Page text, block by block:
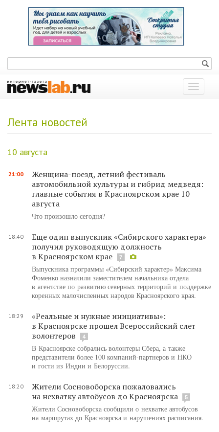
Показать
меню
Лента новостей
10 августа
21:00
Женщина-поезд, летний фестиваль
автомобильной культуры и гибрид медведя:
главные события в Красноярском крае 10
августа
Что произошло сегодня?
18:40
Еще один выпускник «Сибирского характера»
получил руководящую должность
в Красноярском крае
7
Выпускника программы «Сибирский характер» Максима
Фоменко назначили заместителем начальника отдела
в агентстве по развитию северных территорий и поддержке
коренных малочисленных народов Красноярского края.
18:29
«Реальные и нужные инициативы»:
в Красноярске прошел Всероссийский слет
волонтеров
4
В Красноярске собрались волонтеры Сбера, а также
представители более 100 компаний-партнеров и НКО
и гости из Индии и Белоруссии.
18:20
Жители Сосновоборска пожаловались
на нехватку автобусов до Красноярска
5
Жители Сосновоборска сообщили о нехватке автобусов
на маршрутах до Красноярска и нарушениях расписания.